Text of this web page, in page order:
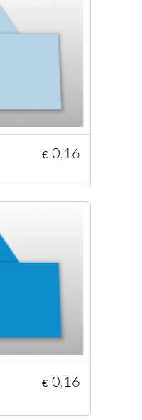
€ 0,16
€ 0,16